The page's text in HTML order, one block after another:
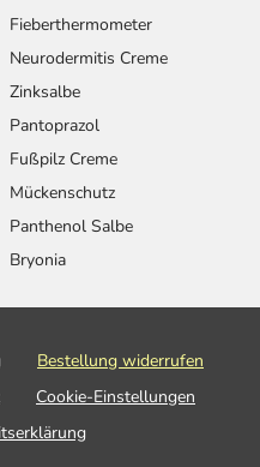
Fieberthermometer
Neurodermitis Creme
Zinksalbe
Pantoprazol
Fußpilz Creme
Mückenschutz
Panthenol Salbe
Bryonia
Bestellung widerrufen
Cookie-Einstellungen